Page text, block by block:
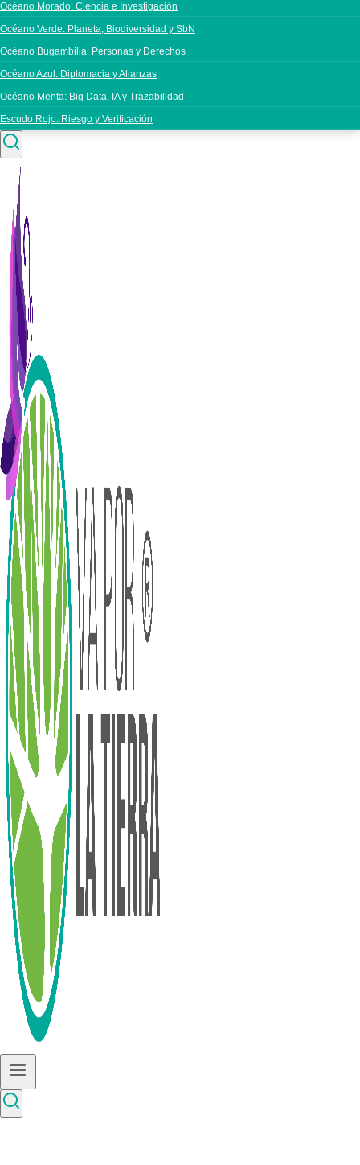
Océano Morado: Ciencia e Investigación
Océano Verde: Planeta, Biodiversidad y SbN
Océano Bugambilia: Personas y Derechos
Océano Azul: Diplomacia y Alianzas
Océano Menta: Big Data, IA y Trazabilidad
Escudo Rojo: Riesgo y Verificación